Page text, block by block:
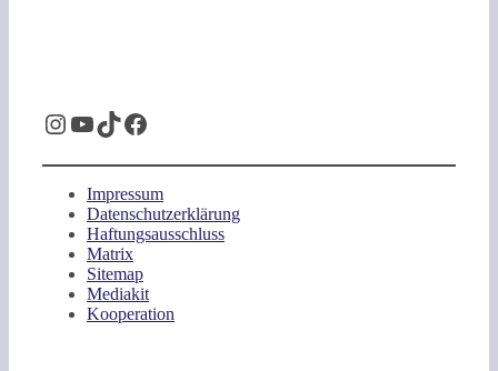
Instagram
YouTube
TikTok
Facebook
Impressum
Datenschutzerklärung
Haftungsausschluss
Matrix
Sitemap
Mediakit
Kooperation